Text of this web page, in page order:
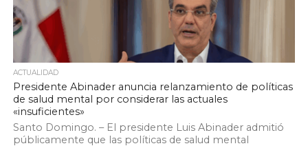
ACTUALIDAD
Presidente Abinader anuncia relanzamiento de políticas
de salud mental por considerar las actuales
«insuficientes»
Santo Domingo. – El presidente Luis Abinader admitió
públicamente que las políticas de salud mental